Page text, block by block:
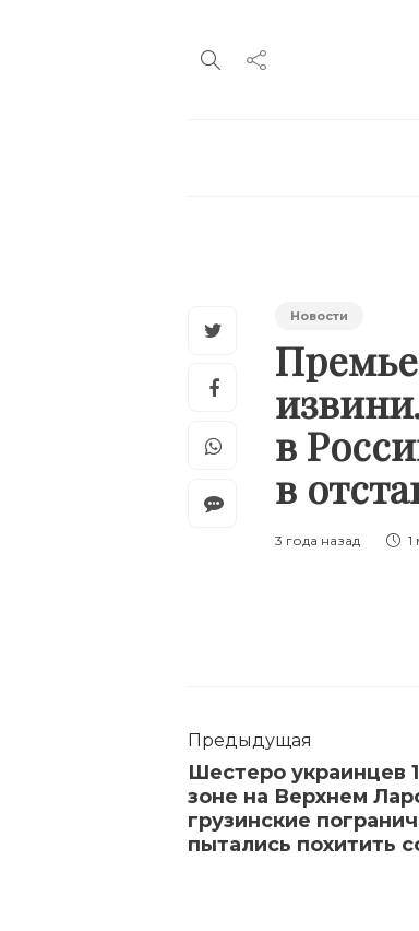
Новости
в
в
3 года назад 1
Предыдущая
Шестеро украинцев
зоне на Верхнем
грузинские
пытались похитить